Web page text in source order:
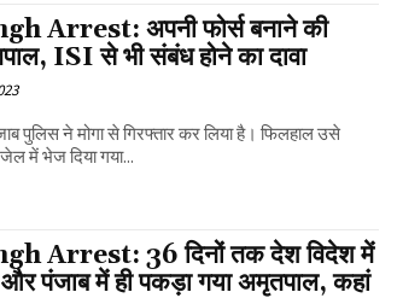
Arrest: अपनी फोर्स बनाने की
ISI से भी संबंध होने का दावा
पुलिस ने मोगा से गिरफ्तार कर लिया है। फिलहाल उसे
में भेज दिया गया...
Arrest: 36 दिनों तक देश विदेश में
पंजाब में ही पकड़ा गया अमृतपाल, कहां